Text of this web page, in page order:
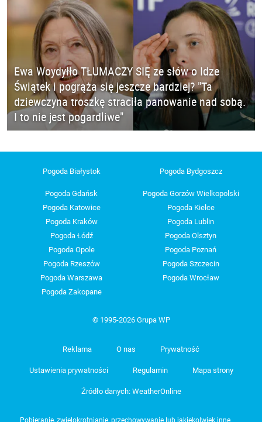
Ewa Woydyłło TŁUMACZY SIĘ ze słów o Idze
Świątek i pogrąża się jeszcze bardziej? "Ta
dziewczyna troszkę straciła panowanie nad sobą.
I to nie jest pogardliwe"
Pogoda Białystok Pogoda Bydgoszcz
Pogoda Gdańsk
Pogoda Gorzów Wielkopolski
Pogoda Katowice
Pogoda Kielce
Pogoda Kraków
Pogoda Lublin
Pogoda Łódź
Pogoda Olsztyn
Pogoda Opole
Pogoda Poznań
Pogoda Rzeszów
Pogoda Szczecin
Pogoda Warszawa
Pogoda Wrocław
Pogoda Zakopane
© 1995-2026 Grupa WP
Reklama O nas Prywatność
Ustawienia prywatności Regulamin Mapa strony
Źródło danych: WeatherOnline
Pobieranie, zwielokrotnianie, przechowywanie lub jakiekolwiek inne